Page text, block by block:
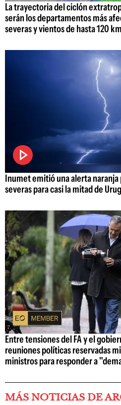
La trayectoria del ciclón
serán los departamentos más
severas y vientos de hasta 120
Inumet emitió una alerta
severas para casi la mitad de
Entre tensiones del FA y el
reuniones políticas reservadas
ministros para responder a
MÁS NOTICIAS DE